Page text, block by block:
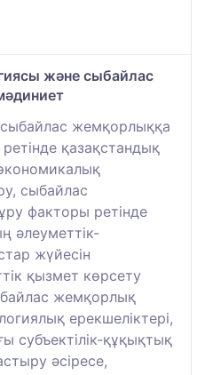
және сыбайлас
сыбайлас жемқорлыққа
қазақстандық
сыбайлас
факторы ретінде
әлеуметтік-
жүйесін
қызмет көрсету
жемқорлық
ерекшеліктері,
субъектілік-құқықтық
әсіресе,